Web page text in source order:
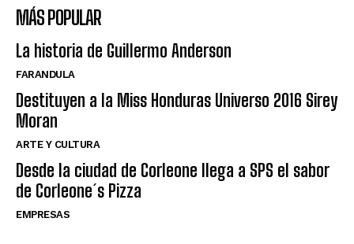
MÁS POPULAR
La historia de Guillermo Anderson
FARANDULA
Destituyen a la Miss Honduras Universo 2016 Sirey
Moran
ARTE Y CULTURA
Desde la ciudad de Corleone llega a SPS el sabor
de Corleone´s Pizza
EMPRESAS